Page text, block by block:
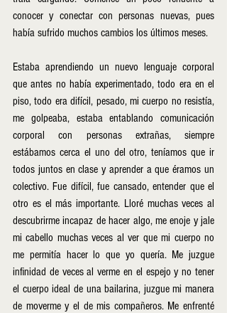
conocer y conectar con personas nuevas, pues
había sufrido muchos cambios los últimos meses.
Estaba aprendiendo un nuevo lenguaje corporal
que antes no había experimentado, todo era en el
piso, todo era difícil, pesado, mi cuerpo no resistía,
me golpeaba, estaba entablando comunicación
corporal con personas extrañas, siempre
estábamos cerca el uno del otro, teníamos que ir
todos juntos en clase y aprender a que éramos un
colectivo. Fue difícil, fue cansado, entender que el
otro es el más importante. Lloré muchas veces al
descubrirme incapaz de hacer algo, me enoje y jale
mi cabello muchas veces al ver que mi cuerpo no
me permitía hacer lo que yo quería. Me juzgue
infinidad de veces al verme en el espejo y no tener
el cuerpo ideal de una bailarina, juzgue mi manera
de moverme y el de mis compañeros. Me enfrenté